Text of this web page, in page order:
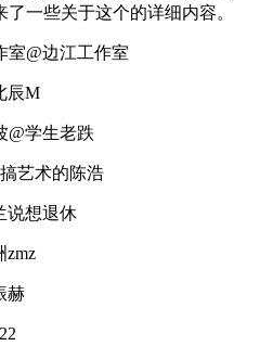
一些关于这个的详细内容。
@边江工作室
辰M
学生老跌
艺术的陈浩
想退休
赫